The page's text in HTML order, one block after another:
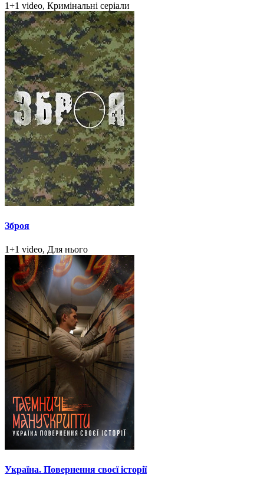
1+1 video, Кримінальні серіали
Зброя
1+1 video, Для нього
Україна. Повернення своєї історії